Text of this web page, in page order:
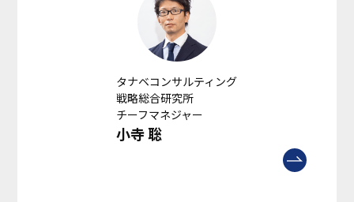
タナベコンサルティング
戦略総合研究所
チーフマネジャー
小寺 聡